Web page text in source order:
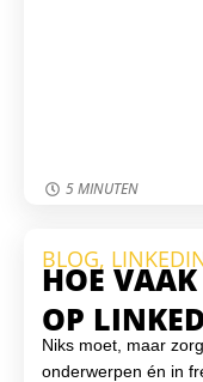
5 MINUTEN
BLOG,
HOE
OP
Niks moet, maar
onderwerpen én in